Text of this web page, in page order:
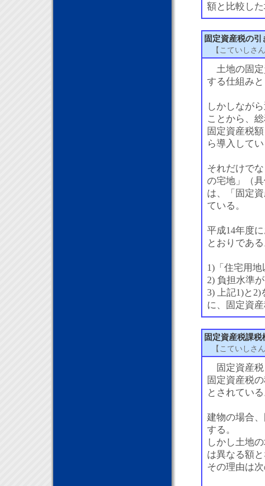
額と比較し
固定資産税の引
【こていしさ
土地の固定
する仕組み
しかしなが
ことから、
固定資産税
ら導入して
それだけで
の宅地」（
は、「固定
ている。
平成14年度
とおりであ
1)「住宅用
2) 負担水準
3) 上記1)と
に、固定資
固定資産税課税
【こていしさ
固定資産税
固定資産税
とされてい
建物の場合
する。
しかし土地
は異なる額
その理由は